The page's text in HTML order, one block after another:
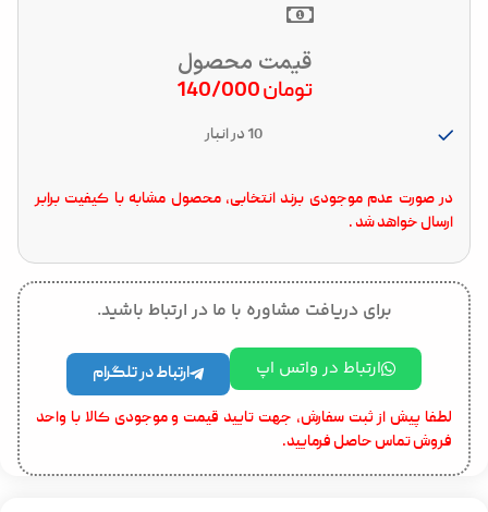
قیمت محصول
تومان
10 در انبار
در صورت عدم موجودی برند انتخابی، محصول مشابه با کیفیت برابر
ارسال خواهد شد .
برای دریافت مشاوره با ما در ارتباط باشید.
ارتباط در واتس اپ ارتباط در تلگرام
لطفا پیش از ثبت سفارش، جهت تایید قیمت و موجودی کالا با واحد
فروش تماس حاصل فرمایید.